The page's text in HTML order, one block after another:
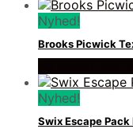
Nyhed!
Brooks Picwick
Nyhed!
Swix Escape